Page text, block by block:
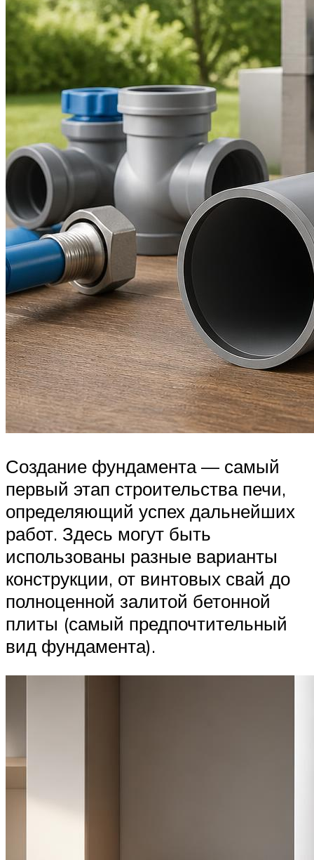
Создание фундамента — самый
первый этап строительства печи,
определяющий успех дальнейших
работ. Здесь могут быть
использованы разные варианты
конструкции, от винтовых свай до
полноценной залитой бетонной
плиты (самый предпочтительный
вид фундамента).